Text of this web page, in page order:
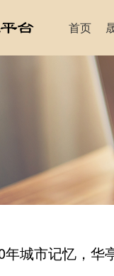
首页
城市记忆，华